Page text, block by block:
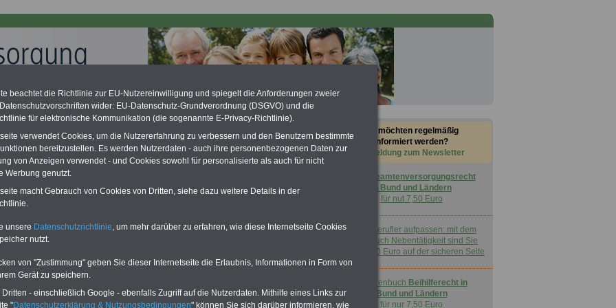
zu gering - hohe Nachzahlung für Beamte & Ruhestandsbeamte
hat die Berliner Landesbesoldung für verfassungs-
(Berlin muss bisMärz 2027 eine Neuregelung der Besoldung
Auch beim Bund (Beamte & Ruhestandsbeamte) gibt es teilweise
(Medienberichten zufolge liegt diese für
mind. 3.000 und 13.000 Euro
Broschüre heraus (unmittelbar nach Beschluss eines Gesetzentwurfs
>>>
Mai 2025 >>>hier können Sie den
Ratgeber für 7,50 Euro bestellen
15,00 Euro
Für nur 15,00 Euro bei einerLaufzeit
Sie möchten regelmäßig
informiert werden?
Anmeldung zum Newsletter
Beamtenversorgungsrecht
in Bund und Ländern
für nut 7,50 Euro
Nebenberufler aufpassen: mit dem
OnlineBuch Nebentätigkeit sind Sie
für nur 7,50 Euro auf der sicheren Seite
Taschenbuch Beihilferecht in
Bund und Ländern
für nur 7,50 Euro
beachtet die Richtlinie zur EU-Nutzereinwilligung und spiegelt die Anforderungen zweier
wider: EU-Datenschutz-Grundverordnung (DSGVO) und die
für elektronische Kommunikation (die sogenannte E-Privacy-Richtlinie).
verwendet Cookies, um die Nutzererfahrung zu verbessern und den Benutzern bestimmte
bereitzustellen. Es werden Nutzerdaten - auch ihre personenbezogenen Daten zur
von Anzeigen verwendet - und Cookies sowohl für personalisierte als auch für nicht
Werbung genutzt.
macht Gebrauch von Cookies von Dritten, siehe dazu weitere Details in der
unsere Datenschutzrichtlinie , um mehr darüber zu erfahren, wie diese Internetseite Cookies
nutzt.
von "Zustimmung" geben Sie dieser Internetseite die Erlaubnis, Informationen in Form von
Gerät zu speichern.
- einschließlich Google - ebenfalls Zugriff auf die Nutzerdaten. Mithilfe eines Links zur
"Datenschutzerklärung & Nutzungsbedingungen" können Sie sich darüber informieren, wie